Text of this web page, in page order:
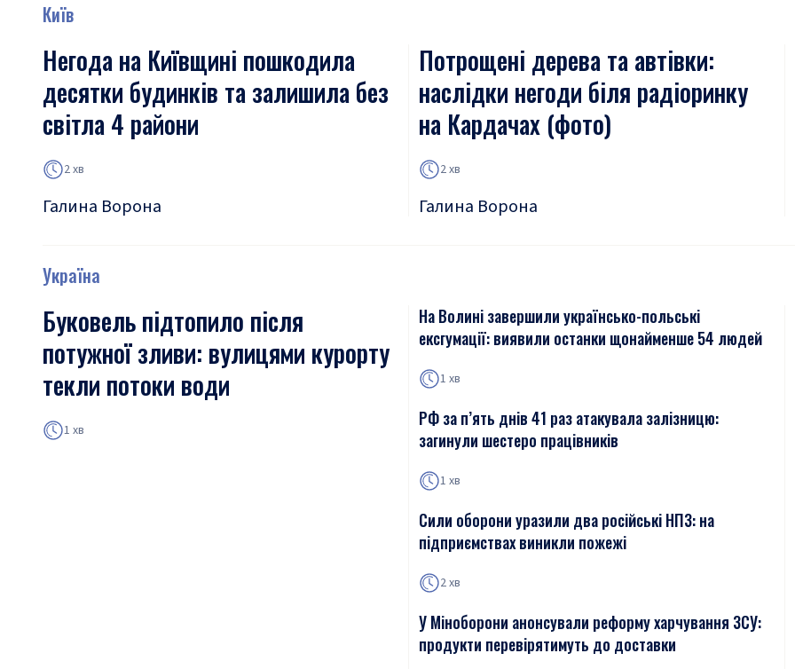
Київ
Негода на Київщині пошкодила
десятки будинків та залишила без
світла 4 райони
2 хв
Галина Ворона
Потрощені дерева та автівки:
наслідки негоди біля радіоринку
на Кардачах (фото)
2 хв
Галина Ворона
Україна
Буковель підтопило після
потужної зливи: вулицями курорту
текли потоки води
1 хв
На Волині завершили українсько-польські
ексгумації: виявили останки щонайменше 54 людей
1 хв
РФ за п’ять днів 41 раз атакувала залізницю:
загинули шестеро працівників
1 хв
Сили оборони уразили два російські НПЗ: на
підприємствах виникли пожежі
2 хв
У Міноборони анонсували реформу харчування ЗСУ:
продукти перевірятимуть до доставки